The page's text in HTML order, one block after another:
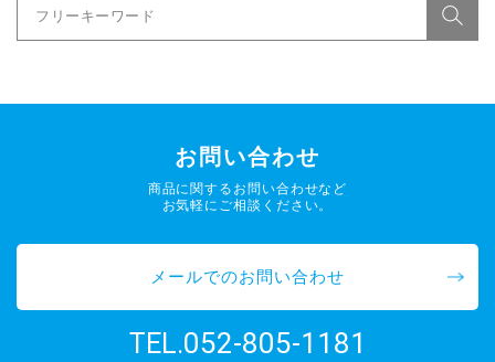
お問い合わせ
商品に関するお問い合わせなど
お気軽にご相談ください。
メールでのお問い合わせ
TEL.052-805-1181